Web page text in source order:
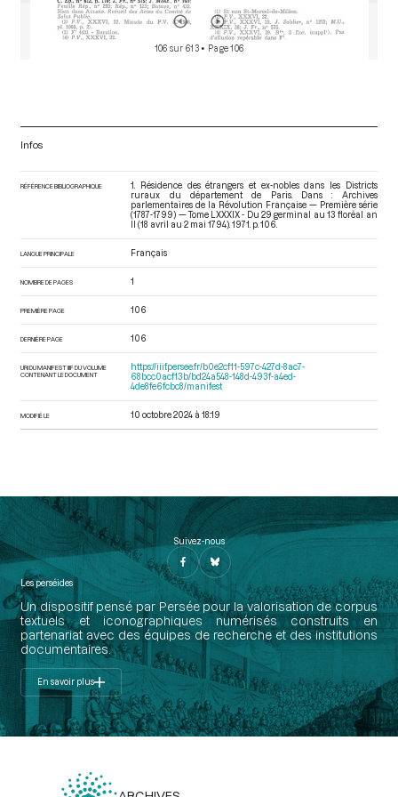
106 sur 613 • Page 106
Infos
RÉFÉRENCE BIBLIOGRAPHIQUE
1. Résidence des étrangers et ex-nobles dans les Districts
ruraux du département de Paris. Dans : Archives
parlementaires de la Révolution Française — Première série
(1787-1799) — Tome LXXXIX - Du 29 germinal au 13 floréal an
II (18 avril au 2 mai 1794) . 1971. p. 106.
LANGUE PRINCIPALE Français
NOMBRE DE PAGES 1
PREMIÈRE PAGE 106
DERNIÈRE PAGE 106
URI DU MANIFEST IIIF DU VOLUME
CONTENANT LE DOCUMENT
https://iiif.persee.fr/b0e2cf11-597c-427d-8ac7-
68bcc0acf13b/bd24a548-148d-493f-a4ed-
4de8fe6fcbc8/manifest
MODIFIÉ LE 10 octobre 2024 à 18:19
Suivez-nous
Les perséides
Un dispositif pensé par Persée pour la valorisation de corpus
textuels et iconographiques numérisés construits en
partenariat avec des équipes de recherche et des institutions
documentaires.
En savoir plus